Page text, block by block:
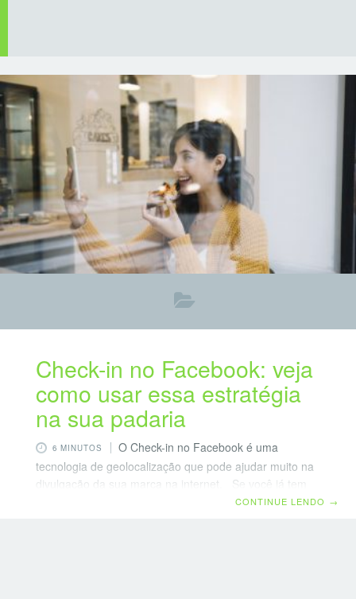
Check-in no Facebook: veja
como usar essa estratégia
na sua padaria
6 MINUTOS
O Check-in no Facebook é uma
tecnologia de geolocalização que pode ajudar muito na
divulgação da sua marca na internet. Se você já tem
uma página pessoal no Facebook já deve ter visto
CONTINUE LENDO →